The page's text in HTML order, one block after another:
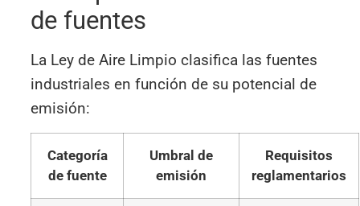
de fuentes
La Ley de Aire Limpio clasifica las fuentes
industriales en función de su potencial de
emisión:
Categoría
de fuente
Umbral de
emisión
Requisitos
reglamentarios